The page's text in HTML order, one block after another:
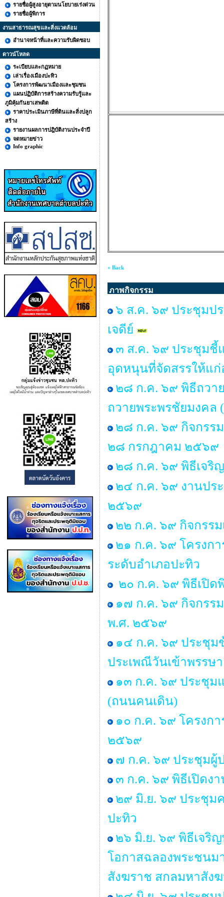
รายชื่อผู้สูงอายุตามนโยบายเร่งด่วน
รายชื่อผู้พิการ
งานสาธารณสุขและสิ่งแวดล้อม
อำนาจหน้าที่และความรับผิดชอบ
ดาวน์โหลด
ระเบียบและกฏหมาย
เล่าเรื่องเมืองปะทิว
โครงการพัฒนาเมืองและชุมชน
แผนปฏิบัติการสร้างความรับรู้และ
ภูมิคุ้มกันยาเสพติด
ราคาประเมินภาษีที่ดินและสิ่งปลูก
สร้าง
รายงานผลการปฎิบัติงานประจำปี
จดหมายข่าว
Info graphic
« Back
ภาพกิจกรรม
๖ ส.ค. ๖๙ ประชุมป
เจดีย์
๓ ส.ค. ๖๙ ประชุมชี้
อุดหนุนที่จัดสรรให้แก่
๒๘ ก.ค. ๖๙ พิธีถวา
ถวายพระพรชัยมงคล
๒๘ ก.ค. ๖๙ กิจกรร
๒๘ กรกฎาคม ๒๕๖๙
๒๘ ก.ค. ๖๙ พิธีเจริ
๒๔ ก.ค. ๖๙ งานปร
๒๕๖๙
๒๒ ก.ค. ๖๙ กิจกรร
๒๑ ก.ค. ๖๙ โครงก
ระดับอำเภอปะทิว
๒๐ ก.ค. ๖๙ พิธีเปิ
๑๗ ก.ค. ๖๙ กิจกรร
พ.ศ. ๒๕๖๙
๑๔ ก.ค. ๖๙ ประชุม
ประเพณีวันเข้าพรรษ
๑๓ ก.ค. ๖๙ ประชุม
(ถนนคนเดิน)
๑๐ ก.ค. ๖๙ โครงก
๒๕๖๙
๗ ก.ค. ๖๙ ประชุมผู้
๓ ก.ค. ๖๙ พิธีเปิดงา
๒๙ มิ.ย. ๖๙ ประชุม
ปะทิว
๒๖ มิ.ย. ๖๙ พิธีเจริ
โอกาสฉลองพระชนม
สังฆราช สกลมหาสัง